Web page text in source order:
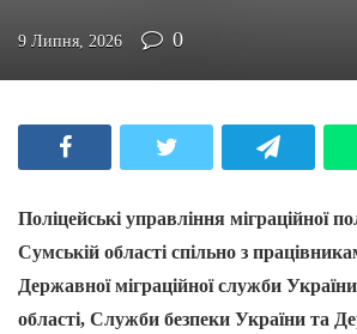
9 Липня, 2026 0
Поліцейські управління міграційної
Сумській області спільно з
Державної міграційної служби
області, Служби безпеки України та